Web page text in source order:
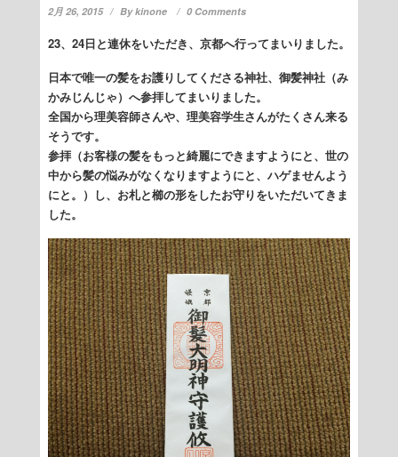
2月 26, 2015 Bykinone 0 Comments
23、24日と連休をいただき、京都へ行ってまいりました。
日本で唯一の髪をお護りしてくださる神社、御髪神社（み
かみじんじゃ）へ参拝してまいりました。
全国から理美容師さんや、理美容学生さんがたくさん来る
そうです。
参拝（お客様の髪をもっと綺麗にできますようにと、世の
中から髪の悩みがなくなりますようにと、ハゲませんよう
にと。）し、お札と櫛の形をしたお守りをいただいてきま
した。